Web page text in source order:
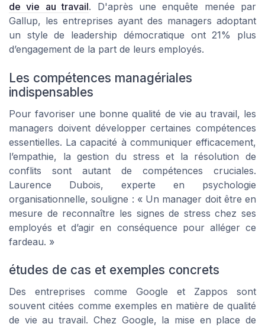
de vie au travail. D'après une enquête menée par
Gallup, les entreprises ayant des managers adoptant
un style de leadership démocratique ont 21% plus
d’engagement de la part de leurs employés.
Les compétences managériales
indispensables
Pour favoriser une bonne qualité de vie au travail, les
managers doivent développer certaines compétences
essentielles. La capacité à communiquer efficacement,
l’empathie, la gestion du stress et la résolution de
conflits sont autant de compétences cruciales.
Laurence Dubois, experte en psychologie
organisationnelle, souligne : « Un manager doit être en
mesure de reconnaître les signes de stress chez ses
employés et d’agir en conséquence pour alléger ce
fardeau. »
études de cas et exemples concrets
Des entreprises comme Google et Zappos sont
souvent citées comme exemples en matière de qualité
de vie au travail. Chez Google, la mise en place de